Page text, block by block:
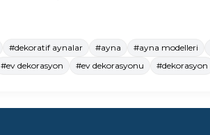
#dekoratif aynalar #ayna
#ayna modelleri
#ev dekorasyon #ev dekorasyonu #dekorasyon